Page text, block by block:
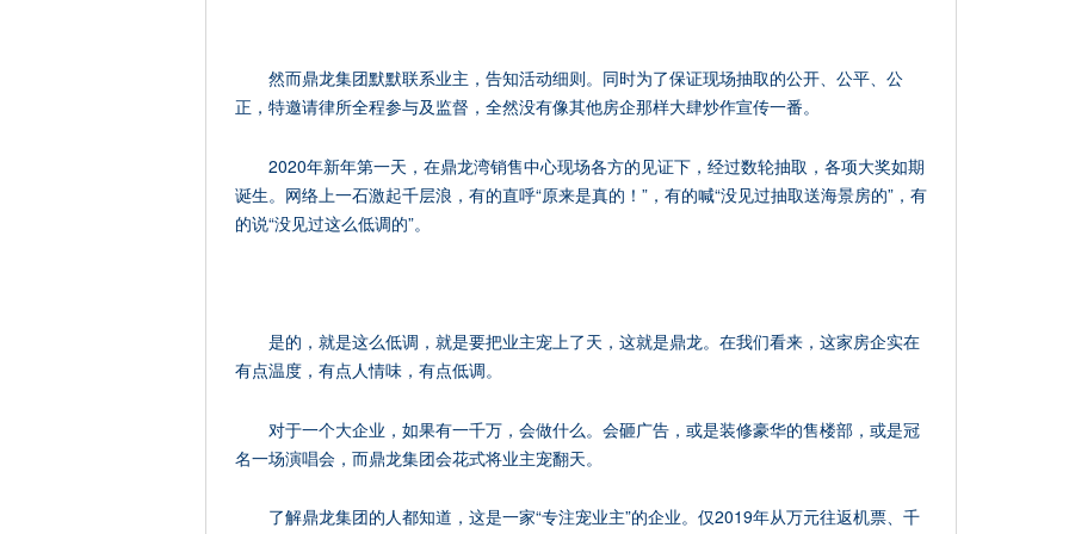
然而鼎龙集团默默联系业主，告知活动细则。同时为了保证现场抽取的公开、公平、公
正，特邀请律所全程参与及监督，全然没有像其他房企那样大肆炒作宣传一番。
2020年新年第一天，在鼎龙湾销售中心现场各方的见证下，经过数轮抽取，各项大奖如期
诞生。网络上一石激起千层浪，有的直呼“原来是真的！”，有的喊“没见过抽取送海景房的”，有
的说“没见过这么低调的”。
是的，就是这么低调，就是要把业主宠上了天，这就是鼎龙。在我们看来，这家房企实在
有点温度，有点人情味，有点低调。
对于一个大企业，如果有一千万，会做什么。会砸广告，或是装修豪华的售楼部，或是冠
名一场演唱会，而鼎龙集团会花式将业主宠翻天。
了解鼎龙集团的人都知道，这是一家“专注宠业主”的企业。仅2019年从万元往返机票、千